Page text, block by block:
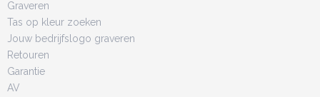
Graveren
Tas op kleur zoeken
Jouw bedrijfslogo graveren
Retouren
Garantie
AV